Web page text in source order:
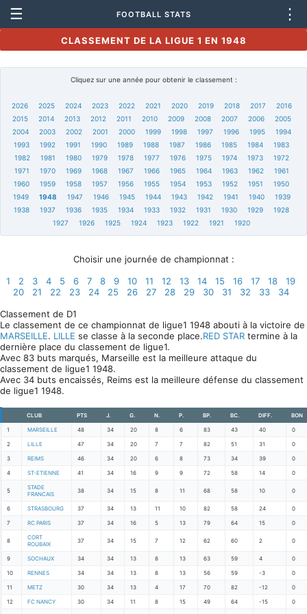
☰ FOOTBALL STATS ⋮
CLASSEMENT DE LA LIGUE 1 EN 1948
Cliquez sur une année pour obtenir le classement :
2026 2025 2024 2023 2022 2021 2020 2019 2018 2017
2016
2015
2014 2013 2012 2011 2010 2009 2008 2007 2006
2005
2004
2003 2002 2001 2000 1999 1998 1997 1996 1995
1994
1993
1992 1991 1990 1989 1988 1987 1986 1985 1984
1983
1982
1981 1980 1979 1978 1977 1976 1975 1974 1973
1972
1971
1970 1969 1968 1967 1966 1965 1964 1963 1962
1961
1960
1959 1958 1957 1956 1955 1954 1953 1952 1951
1950
1949
1948 1947 1946 1945 1944 1943 1942 1941 1940
1939
1938
1937 1936 1935 1934 1933 1932 1931 1930 1929
1928
1927
1926 1925 1924 1923 1922 1921 1920
Choisir une journée de championnat :
1
2 3 4 5 6 7 8 9 10 11 12 13 14 15 16 17 18
19
20
21 22 23 24 25 26 27 28 29 30 31 32 33
34
Classement de D1
Le classement de ce championnat de ligue1 1948 abouti à la victoire de
MARSEILLE. LILLE se classe à la seconde place.RED STAR termine à la
dernière place du classement de ligue1.
Avec 83 buts marqués, Marseille est la meilleure attaque du
classement de ligue1 1948.
Avec 34 buts encaissés, Reims est la meilleure défense du classement
de ligue1 1948.
CLUB PTS J. G. N. P. BP. BC. DIFF. BON
1 MARSEILLE 48 34 20 8 6 83 43 40 0
2 LILLE 47 34 20 7 7 82 51 31 0
3 REIMS 46 34 20 6 8 73 34 39 0
4 ST-ETIENNE 41 34 16 9 9 72 58 14 0
5
STADE
FRANCAIS
38 34 15 8 11 68 58 10 0
6 STRASBOURG 37 34 13 11 10 82 58 24 0
7 RC PARIS 37 34 16 5 13 79 64 15 0
8
CORT
ROUBAIX
37 34 15 7 12 62 60 2 0
9 SOCHAUX 34 34 13 8 13 63 59 4 0
10 RENNES 34 34 13 8 13 56 59 -3 0
11 METZ 30 34 13 4 17 70 82 -12 0
12 FC NANCY 30 34 11 8 15 49 64 -15 0